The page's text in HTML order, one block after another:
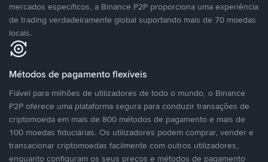
mercados específicos, a Binance P2P proporciona uma experiência
de trading verdadeiramente global suportando mais de 70 moedas
locais.
Métodos de pagamento flexíveis
Fiável para milhões de utilizadores de todo o mundo, o Binance
P2P oferece uma plataforma segura para conduzir transações de
criptomoeda em mais de 800 métodos de pagamento e mais de
100 moedas fiduciárias. Os utilizadores podem comprar, vender e
transacionar criptomoedas facilmente com outros utilizadores,
enquanto configuram os seus preços e métodos de pagamento